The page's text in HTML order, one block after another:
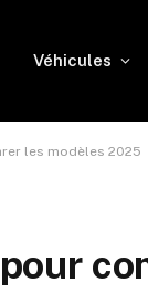
Véhicules
les modèles 2025